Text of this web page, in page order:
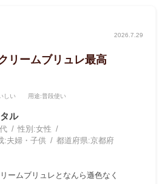
2026.7.29
リームブリュレ最高
しい 用途:普段使い
ル
性別:女性
:夫婦・子供 都道府県:京都府
ームブリュレとなんら遜色なく